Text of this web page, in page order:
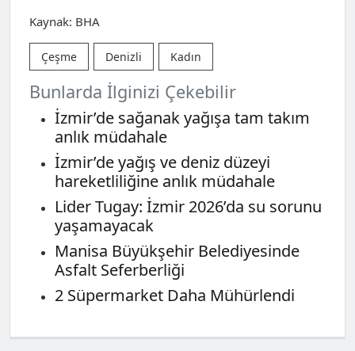
Kaynak: BHA
Çeşme Denizli Kadın
Bunlarda İlginizi Çekebilir
İzmir’de sağanak yağışa tam takım
anlık müdahale
İzmir’de yağış ve deniz düzeyi
hareketliliğine anlık müdahale
Lider Tugay: İzmir 2026’da su sorunu
yaşamayacak
Manisa Büyükşehir Belediyesinde
Asfalt Seferberliği
2 Süpermarket Daha Mühürlendi